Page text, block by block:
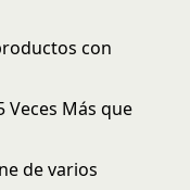
con
Veces Más que
de varios